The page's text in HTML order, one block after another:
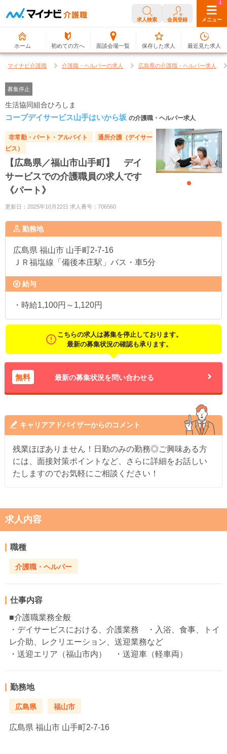
求人検索 会員登録 メニュー
ホーム 初めての方へ 面談会場一覧
0
保存した求人
1
最近見た求人
マイナビ介護職 介護職・ヘルパーの求人 広島県の介護職・ヘルパー求人
募集停止
生活協同組合ひろしま
コープデイサービス山手はいから坂 の介護職・ヘルパー求人
非常勤・パート・アルバイト
通所介護（デイサー
ビス）
【広島県／福山市山手町】 デイ
サービスでの介護職員の求人です
《パート》
更新日：2025年10月22日 求人番号：706560
勤務地
広島県 福山市 山手町2-7-16
ＪＲ福塩線「備後本庄駅」バス・車5分
給与
・時給1,100円～1,120円
こちらの求人は募集を停止しております。
最新の募集状況の確認も承ります。
無料 最新の募集状況を問い合わせる
キャリアアドバイザーからのコメント
残業ほぼありません！日勤のみの勤務◎ご興味ある方
には、面接対策ポイントなど、さらに詳細をお話しい
たしますのでお気軽にご相談ください！
求人内容
職種
介護職・ヘルパー
仕事内容
■介護職業務全般
・デイサービスにおける、介護業務 ・入浴、食事、トイ
レ介助、レクリエーション、送迎業務など
・送迎エリア（福山市内） ・送迎車（軽車両）
勤務地
広島県 福山市
広島県 福山市 山手町2-7-16